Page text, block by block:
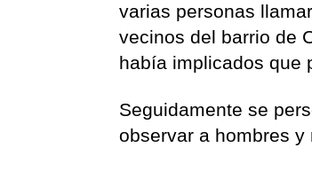
varias personas
vecinos del barrio de
había implicados que
Seguidamente se
observar a hombres